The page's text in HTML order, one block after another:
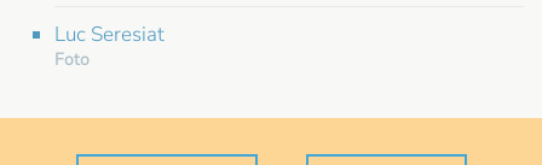
Luc Seresiat
Foto